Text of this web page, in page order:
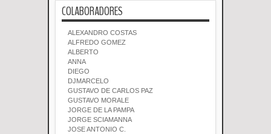
COLABORADORES
ALEXANDRO COSTAS
ALFREDO GOMEZ
ALBERTO
ANNA
DIEGO
DJMARCELO
GUSTAVO DE CARLOS PAZ
GUSTAVO MORALE
JORGE DE LA PAMPA
JORGE SCIAMANNA
JOSE ANTONIO C.